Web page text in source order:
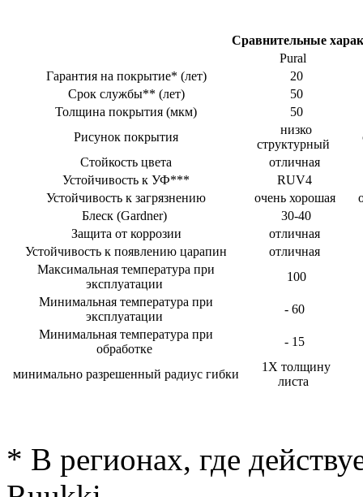
Сравнительные
Pural
Гарантия на покрытие* (лет)
20
Срок службы** (лет)
50
Толщина покрытия (мкм)
50
Рисунок покрытия
низко
структурный
Стойкость цвета
отличная
Устойчивость к УФ***
RUV4
Устойчивость к загрязнению
очень хорошая
Блеск (Gardner)
30-40
Защита от коррозии
отличная
Устойчивость к появлению царапин
отличная
Максимальная температура при
эксплуатации
100
Минимальная температура при
эксплуатации
- 60
Минимальная температура при
обработке
- 15
минимально разрешенный радиус гибки
1Х толщину
листа
* В регионах, где